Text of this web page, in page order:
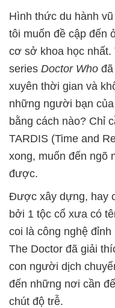
Hình thức du hành
tôi muốn đề cập đến
cơ sở khoa học nhất.
series Doctor Who
xuyên thời gian và
những người bạn
bằng cách nào? Chỉ
TARDIS (Time and
xong, muốn đến ngõ
được.
Được xây dựng, hay
bởi 1 tộc cổ xưa có
coi là công nghệ đỉnh
The Doctor đã giải
con người dịch
đến những nơi cần
chút độ trễ.